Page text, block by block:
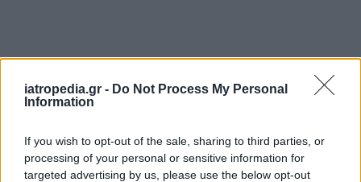
iatropedia.gr - Do Not Process My Personal
Information
If you wish to opt-out of the sale, sharing to third parties, or
processing of your personal or sensitive information for
targeted advertising by us, please use the below opt-out
ΕΦΗΜΕΡΕΥΟΝΤΑ ΝΟΣΟΚΟΜΕΙΑ
Δείτε ποιάνοσοκομείαεφημερεύουν